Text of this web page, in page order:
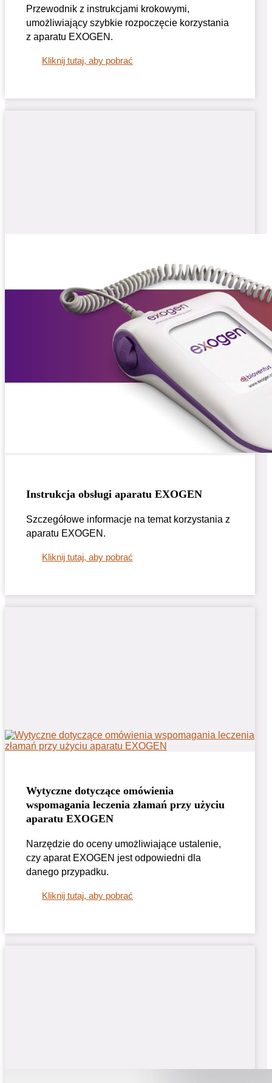
Przewodnik z instrukcjami krokowymi,
umożliwiający szybkie rozpoczęcie korzystania
z aparatu EXOGEN.
Kliknij tutaj, aby pobrać
Instrukcja obsługi aparatu EXOGEN
Szczegółowe informacje na temat korzystania z
aparatu EXOGEN.
Kliknij tutaj, aby pobrać
Wytyczne dotyczące omówienia
wspomagania leczenia złamań przy użyciu
aparatu EXOGEN
Narzędzie do oceny umożliwiające ustalenie,
czy aparat EXOGEN jest odpowiedni dla
danego przypadku.
Kliknij tutaj, aby pobrać